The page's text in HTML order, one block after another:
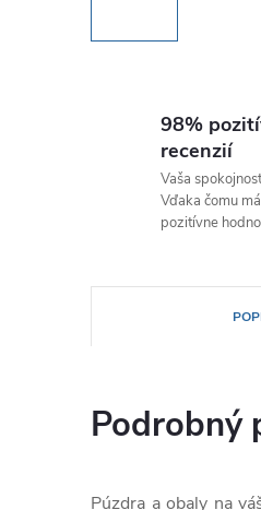
98%
recenzií
Vaša
Vďaka čomu
pozitívne
Podrobný
Púzdra a obaly na